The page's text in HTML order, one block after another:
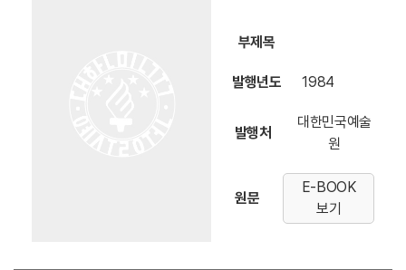
부제목
발행년도 1984
발행처
대한민국예술
원
원문
E-BOOK
보기